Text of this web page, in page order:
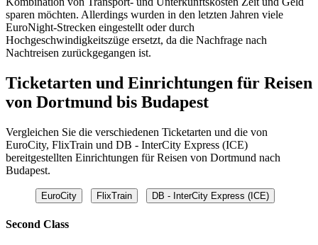
sparen möchten. Allerdings wurden in den letzten Jahren viele
EuroNight-Strecken eingestellt oder durch
Hochgeschwindigkeitszüge ersetzt, da die Nachfrage nach
Nachtreisen zurückgegangen ist.
Ticketarten und Einrichtungen für Reisen
von Dortmund bis Budapest
Vergleichen Sie die verschiedenen Ticketarten und die von
EuroCity, FlixTrain und DB - InterCity Express (ICE)
bereitgestellten Einrichtungen für Reisen von Dortmund nach
Budapest.
EuroCity FlixTrain DB - InterCity Express (ICE)
Second Class